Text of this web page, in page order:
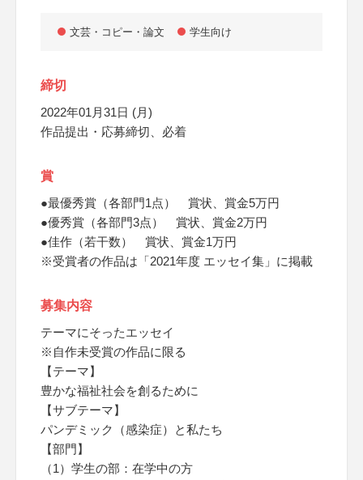
文芸・コピー・論文 学生向け
締切
2022年01月31日 (月)
作品提出・応募締切、必着
賞
●最優秀賞（各部門1点） 賞状、賞金5万円
●優秀賞（各部門3点） 賞状、賞金2万円
●佳作（若干数） 賞状、賞金1万円
※受賞者の作品は「2021年度 エッセイ集」に掲載
募集内容
テーマにそったエッセイ
※自作未受賞の作品に限る
【テーマ】
豊かな福祉社会を創るために
【サブテーマ】
パンデミック（感染症）と私たち
【部門】
（1）学生の部：在学中の方